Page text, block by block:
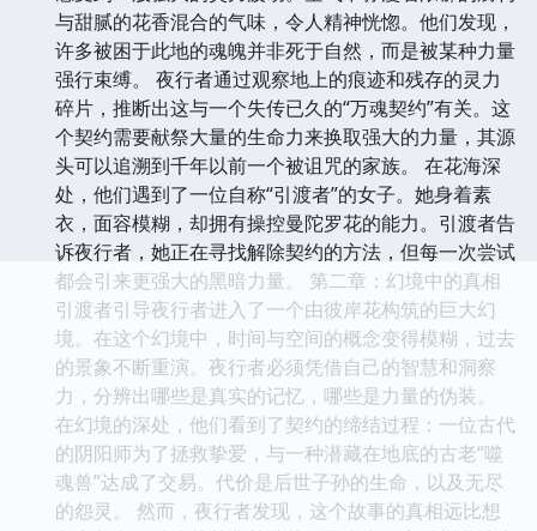
与甜腻的花香混合的气味，令人精神恍惚。他们发现，
许多被困于此地的魂魄并非死于自然，而是被某种力量
强行束缚。 夜行者通过观察地上的痕迹和残存的灵力
碎片，推断出这与一个失传已久的“万魂契约”有关。这
个契约需要献祭大量的生命力来换取强大的力量，其源
头可以追溯到千年以前一个被诅咒的家族。 在花海深
处，他们遇到了一位自称“引渡者”的女子。她身着素
衣，面容模糊，却拥有操控曼陀罗花的能力。引渡者告
诉夜行者，她正在寻找解除契约的方法，但每一次尝试
都会引来更强大的黑暗力量。 第二章：幻境中的真相
引渡者引导夜行者进入了一个由彼岸花构筑的巨大幻
境。在这个幻境中，时间与空间的概念变得模糊，过去
的景象不断重演。夜行者必须凭借自己的智慧和洞察
力，分辨出哪些是真实的记忆，哪些是力量的伪装。
在幻境的深处，他们看到了契约的缔结过程：一位古代
的阴阳师为了拯救挚爱，与一种潜藏在地底的古老“噬
魂兽”达成了交易。代价是后世子孙的生命，以及无尽
的怨灵。 然而，夜行者发现，这个故事的真相远比想